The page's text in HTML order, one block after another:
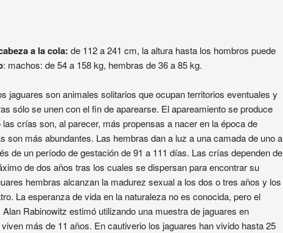
a la cola: de 112 a 241 cm, la altura hasta los hombros puede
: machos: de 54 a 158 kg, hembras de 36 a 85 kg.
jaguares son animales solitarios que ocupan territorios eventuales y
sólo se unen con el fin de aparearse. El apareamiento se produce
las crías son, al parecer, más propensas a nacer en la época de
son más abundantes. Las hembras dan a luz a una camada de uno a
de un período de gestación de 91 a 111 días. Las crías dependen de
de dos años tras los cuales se dispersan para encontrar su
hembras alcanzan la madurez sexual a los dos o tres años y los
La esperanza de vida en la naturaleza no es conocida, pero el
Rabinowitz estimó utilizando una muestra de jaguares en
más de 11 años. En cautiverio los jaguares han vivido hasta 25